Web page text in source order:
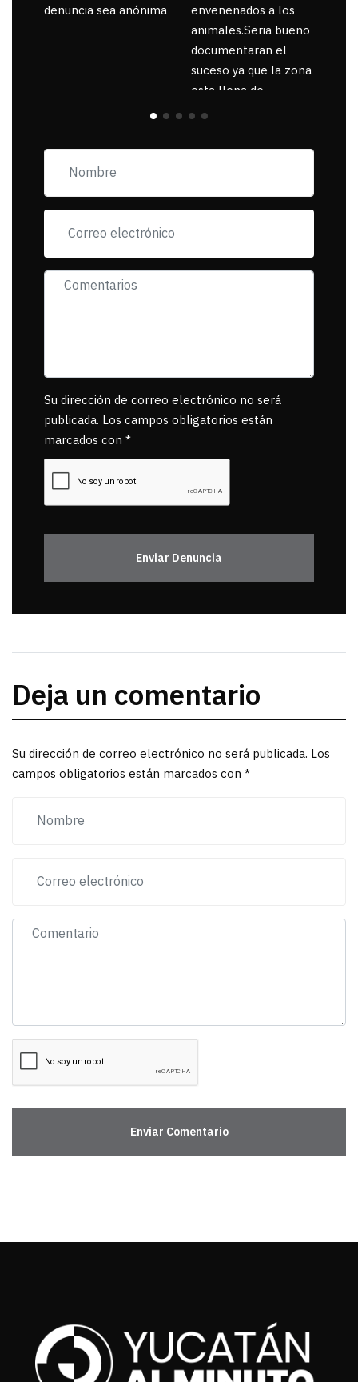
denuncia sea anónima
envenenados a los
animales.Seria bueno
documentaran el
suceso ya que la zona
esta llena de
pancartas de
exigiendo al asesino
muerta.
Su dirección de correo electrónico no será
publicada. Los campos obligatorios están
marcados con *
Enviar Denuncia
Deja un comentario
Su dirección de correo electrónico no será publicada. Los
campos obligatorios están marcados con *
Enviar Comentario